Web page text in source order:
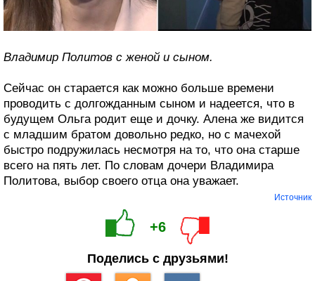
Владимир Политов с женой и сыном.
Сейчас он старается как можно больше времени
проводить с долгожданным сыном и надеется, что в
будущем Ольга родит еще и дочку. Алена же видится
с младшим братом довольно редко, но с мачехой
быстро подружилась несмотря на то, что она старше
всего на пять лет. По словам дочери Владимира
Политова, выбор своего отца она уважает.
Источник
+6
Поделись с друзьями!